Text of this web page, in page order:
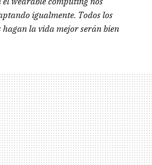
igualmente. Todos los
hagan la vida mejor serán bien